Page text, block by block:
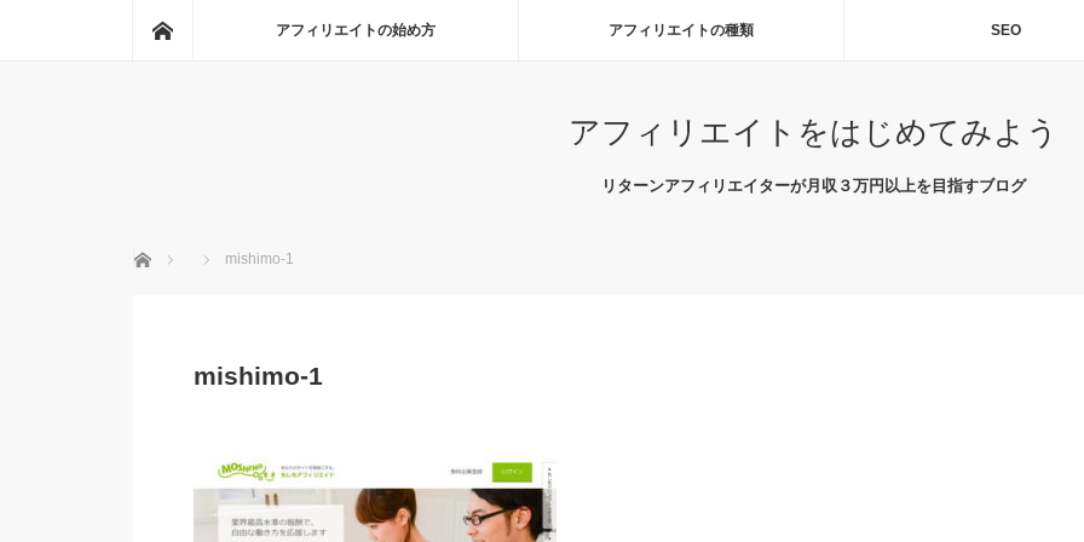
アフィリエイトの始め方 アフィリエイトの種類 SEO
アフィリエイトをはじめてみよう
リターンアフィリエイターが月収３万円以上を目指すブログ
ホーム mishimo-1
mishimo-1